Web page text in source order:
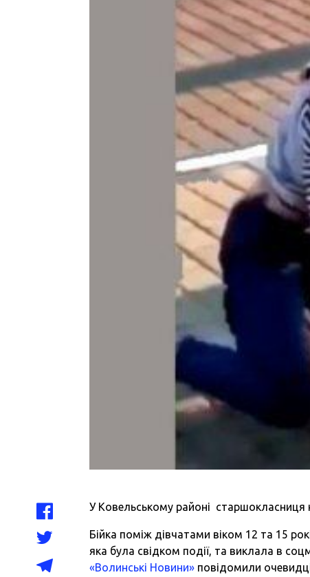
У Ковельському районі
Бійка поміж дівчатами віком 12 та 15
яка була свідком події, та виклала в
«Волинські Новини» повідомили